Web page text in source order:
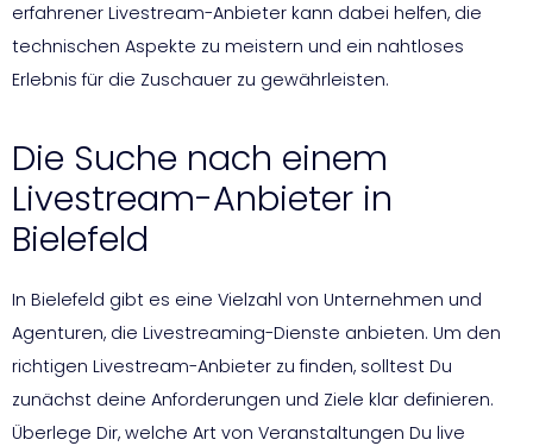
erfahrener Livestream-Anbieter kann dabei helfen, die
technischen Aspekte zu meistern und ein nahtloses
Erlebnis für die Zuschauer zu gewährleisten.
Die Suche nach einem
Livestream-Anbieter in
Bielefeld
In Bielefeld gibt es eine Vielzahl von Unternehmen und
Agenturen, die Livestreaming-Dienste anbieten. Um den
richtigen Livestream-Anbieter zu finden, solltest Du
zunächst deine Anforderungen und Ziele klar definieren.
Überlege Dir, welche Art von Veranstaltungen Du live